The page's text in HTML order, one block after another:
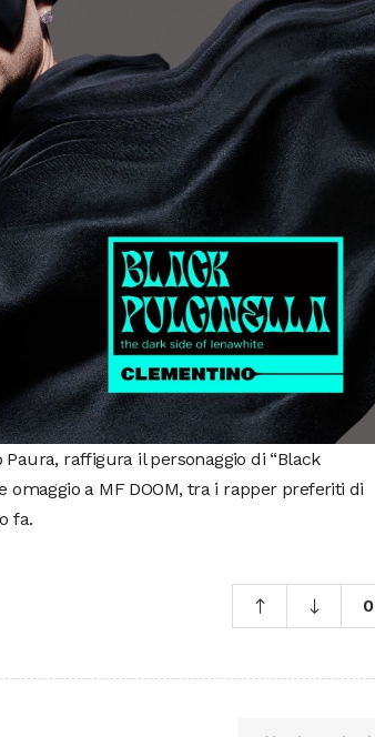
raffigura il personaggio di “Black
omaggio a MF DOOM, tra i rapper preferiti di
fa.
0